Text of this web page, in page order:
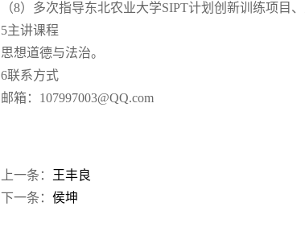
（8）多次指导东北农业大学SIPT计划创新训练项目
5主讲课程
思想道德与法治。
6联系方式
邮箱：107997003@QQ.com
上一条： 王丰良
下一条：侯坤